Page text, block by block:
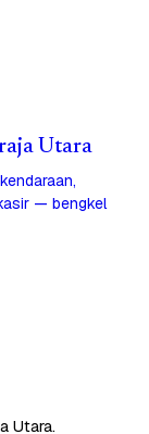
Utara
— bengkel
Utara.